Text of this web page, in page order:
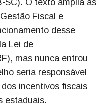
SC). O texto amplia as
Fiscal e
desse
Lei de
mas nunca entrou
seria responsável
incentivos fiscais
estaduais.